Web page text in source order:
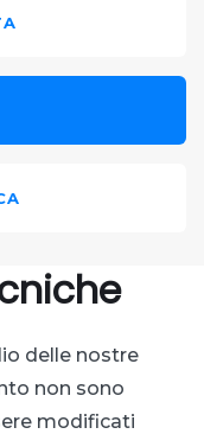
delle nostre
non sono
modificati